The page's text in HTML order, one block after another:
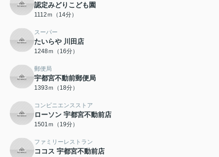
認定みどりこども園
1112ｍ（14分）
スーパー
たいらや 川田店
1248ｍ（16分）
郵便局
宇都宮不動前郵便局
1393ｍ（18分）
コンビニエンスストア
ローソン 宇都宮不動前店
1501ｍ（19分）
ファミリーレストラン
ココス 宇都宮不動前店